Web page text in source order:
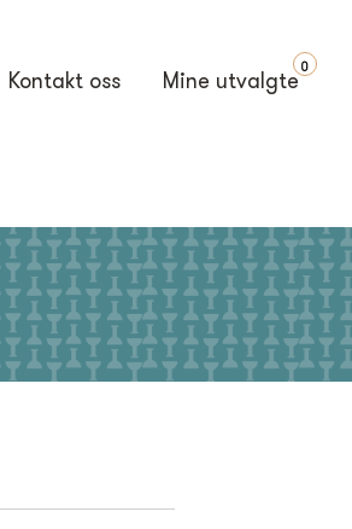
Kontakt oss Mine utvalgte
0